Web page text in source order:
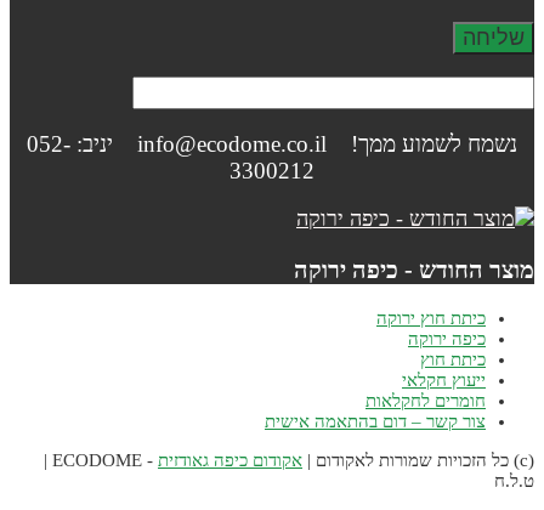
נשמח לשמוע ממך! info@ecodome.co.il יניב: 052-
3300212
החודש - כיפה ירוקה
כיתת חוץ ירוקה
כיפה ירוקה
כיתת חוץ
ייעוץ חקלאי
חומרים לחקלאות
צור קשר – דום בהתאמה אישית
אקודום כיפה גאודזית
- ECODOME |